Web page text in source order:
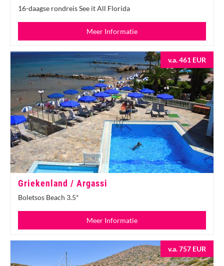
16-daagse rondreis See it All Florida
Meer Informatie
v.a. 461 EUR
Griekenland / Argassi
Boletsos Beach 3.5*
Meer Informatie
v.a. 757 EUR